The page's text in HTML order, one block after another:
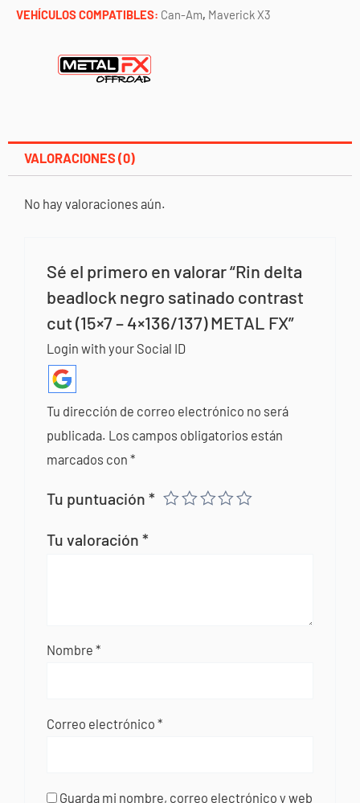
(15x7
4x136/137)
VEHÍCULOS COMPATIBLES: Can-Am, Maverick X3
VALORACIONES (0)
No hay valoraciones aún.
Sé el primero en valorar “Rin delta
beadlock negro satinado contrast
cut (15×7 – 4×136/137) METAL FX”
Login with your Social ID
Tu dirección de correo electrónico no será
publicada. Los campos obligatorios están
marcados con*
Tu puntuación*
Tu valoración*
Nombre*
Correo electrónico*
Guarda mi nombre, correo electrónico y web